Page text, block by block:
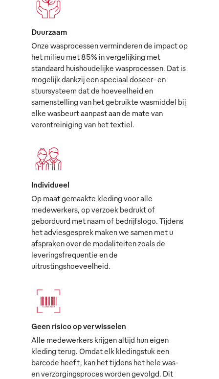
Duurzaam
Onze wasprocessen verminderen de impact op
het milieu met 85% in vergelijking met
standaard huishoudelijke wasprocessen. Dat is
mogelijk dankzij een speciaal doseer- en
stuursysteem dat de hoeveelheid en
samenstelling van het gebruikte wasmiddel bij
elke wasbeurt aanpast aan de mate van
verontreiniging van het textiel.
Individueel
Op maat gemaakte kleding voor alle
medewerkers, op verzoek bedrukt of
geborduurd met naam of bedrijfslogo. Tijdens
het adviesgesprek maken we samen met u
afspraken over de modaliteiten zoals de
leveringsfrequentie en de
uitrustingshoeveelheid.
Geen risico op verwisselen
Alle medewerkers krijgen altijd hun eigen
kleding terug. Omdat elk kledingstuk een
barcode heeft, kan het tijdens het hele was-
en verzorgingsproces worden gevolgd. Dit